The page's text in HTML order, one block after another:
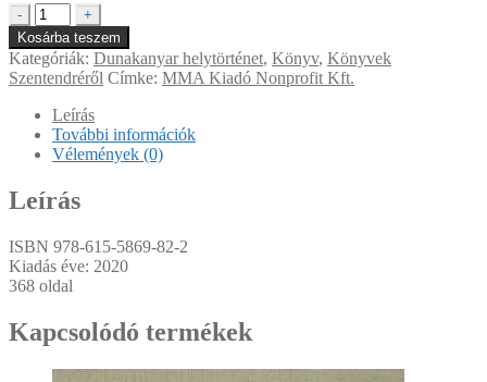
-
SZENTENDRE
MONUMENTA
mennyiség
+
Kosárba teszem
Kategóriák: Dunakanyar helytörténet, Könyv, Könyvek
Szentendréről Címke: MMA Kiadó Nonprofit Kft.
Leírás
További információk
Vélemények (0)
Leírás
ISBN 978-615-5869-82-2
Kiadás éve: 2020
368 oldal
Kapcsolódó termékek